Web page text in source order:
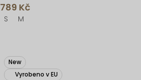
789 Kč
S M
New
Vyrobeno v EU